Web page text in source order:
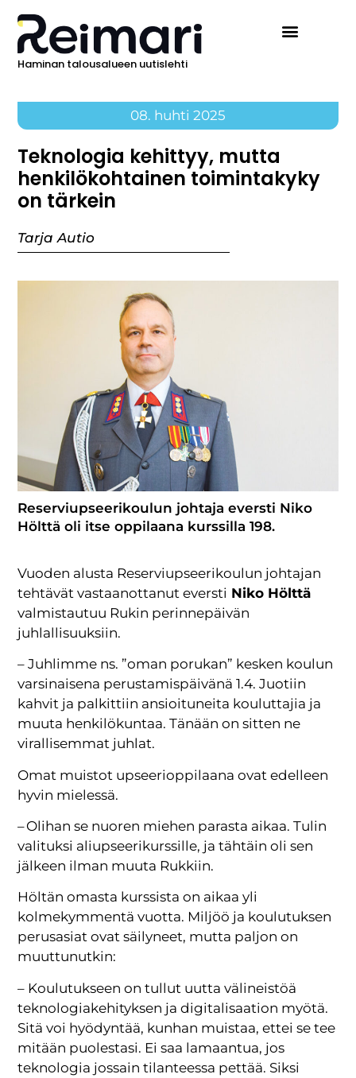
Haminan talousalueen uutislehti
08. huhti 2025
Teknologia kehittyy, mutta
henkilökohtainen toimintakyky
on tärkein
Tarja Autio
Reserviupseerikoulun johtaja eversti Niko
Hölttä oli itse oppilaana kurssilla 198.
Vuoden alusta Reserviupseerikoulun johtajan
tehtävät vastaanottanut eversti Niko Hölttä
valmistautuu Rukin perinnepäivän
juhlallisuuksiin.
– Juhlimme ns. ”oman porukan” kesken koulun
varsinaisena perustamispäivänä 1.4. Juotiin
kahvit ja palkittiin ansioituneita kouluttajia ja
muuta henkilökuntaa. Tänään on sitten ne
virallisemmat juhlat.
Omat muistot upseerioppilaana ovat edelleen
hyvin mielessä.
– Olihan se nuoren miehen parasta aikaa. Tulin
valituksi aliupseerikurssille, ja tähtäin oli sen
jälkeen ilman muuta Rukkiin.
Höltän omasta kurssista on aikaa yli
kolmekymmentä vuotta. Miljöö ja koulutuksen
perusasiat ovat säilyneet, mutta paljon on
muuttunutkin:
– Koulutukseen on tullut uutta välineistöä
teknologiakehityksen ja digitalisaation myötä.
Sitä voi hyödyntää, kunhan muistaa, ettei se tee
mitään puolestasi. Ei saa lamaantua, jos
teknologia jossain tilanteessa pettää. Siksi